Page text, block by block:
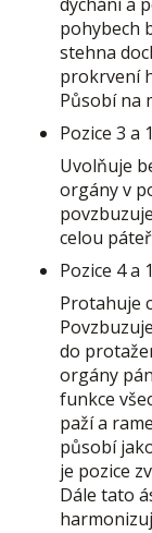
pohybech
stehna
prokrvení
Působí na
Pozice 3 a
Uvolňuje
orgány v
celou
Pozice 4 a
Protahuje
do
orgány
funkce
paží a
působí
je pozice
Dále tato